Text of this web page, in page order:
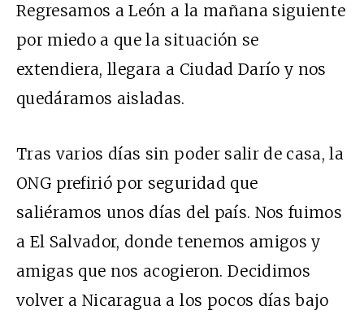
Regresamos a León a la mañana siguiente
por miedo a que la situación se
extendiera, llegara a Ciudad Darío y nos
quedáramos aisladas.
Tras varios días sin poder salir de casa, la
ONG prefirió por seguridad que
saliéramos unos días del país. Nos fuimos
a El Salvador, donde tenemos amigos y
amigas que nos acogieron. Decidimos
volver a Nicaragua a los pocos días bajo